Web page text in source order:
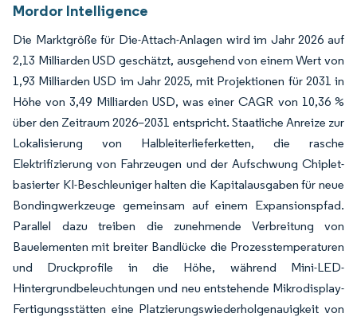
Mordor Intelligence
Die Marktgröße für Die-Attach-Anlagen wird im Jahr 2026 auf
2,13 Milliarden USD geschätzt, ausgehend von einem Wert von
1,93 Milliarden USD im Jahr 2025, mit Projektionen für 2031 in
Höhe von 3,49 Milliarden USD, was einer CAGR von 10,36 %
über den Zeitraum 2026–2031 entspricht. Staatliche Anreize zur
Lokalisierung von Halbleiterlieferketten, die rasche
Elektrifizierung von Fahrzeugen und der Aufschwung Chiplet-
basierter KI-Beschleuniger halten die Kapitalausgaben für neue
Bondingwerkzeuge gemeinsam auf einem Expansionspfad.
Parallel dazu treiben die zunehmende Verbreitung von
Bauelementen mit breiter Bandlücke die Prozesstemperaturen
und Druckprofile in die Höhe, während Mini-LED-
Hintergrundbeleuchtungen und neu entstehende Mikrodisplay-
Fertigungsstätten eine Platzierungswiederholgenauigkeit von